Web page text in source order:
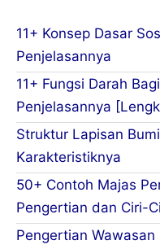
11+ Konsep Dasar
Penjelasannya
11+ Fungsi Darah
Penjelasannya
Struktur Lapisan
Karakteristiknya
50+ Contoh Majas
Pengertian dan Ciri-
Pengertian